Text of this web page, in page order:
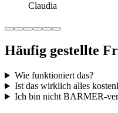
Claudia
Häufig gestellte
Wie funktioniert das?
Ist das wirklich alles
Ich bin nicht BARMER-